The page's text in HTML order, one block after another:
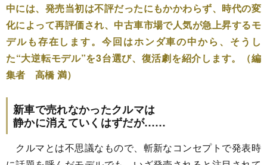
中には、発売当初は不評だったにもかかわらず、時代の変
化によって再評価され、中古車市場で人気が急上昇するモ
デルも存在します。今回はホンダ車の中から、そうし
た“大逆転モデル”を3台選び、復活劇を紹介します。（編
集者 高橋 満）
新車で売れなかったクルマは
静かに消えていくはずだが……
クルマとは不思議なもので、斬新なコンセプトで発表時